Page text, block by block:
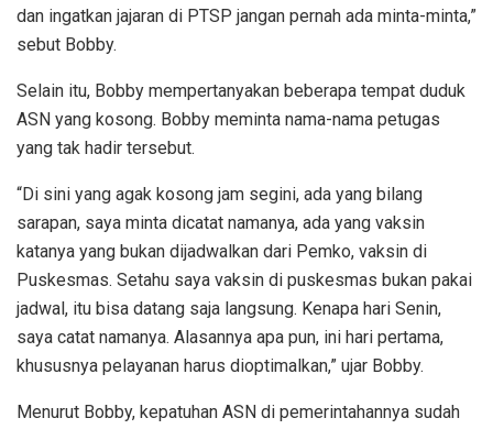
dan ingatkan jajaran di PTSP jangan pernah ada minta-minta,”
sebut Bobby.
Selain itu, Bobby mempertanyakan beberapa tempat duduk
ASN yang kosong. Bobby meminta nama-nama petugas
yang tak hadir tersebut.
“Di sini yang agak kosong jam segini, ada yang bilang
sarapan, saya minta dicatat namanya, ada yang vaksin
katanya yang bukan dijadwalkan dari Pemko, vaksin di
Puskesmas. Setahu saya vaksin di puskesmas bukan pakai
jadwal, itu bisa datang saja langsung. Kenapa hari Senin,
saya catat namanya. Alasannya apa pun, ini hari pertama,
khususnya pelayanan harus dioptimalkan,” ujar Bobby.
Menurut Bobby, kepatuhan ASN di pemerintahannya sudah